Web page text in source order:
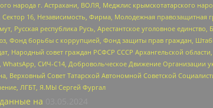
народа г. Астрахани, ВОЛЯ, Меджлис крымскотатарского
16, Независимость, Фирма, Молодежная
Русская республика Русь, Арестантское уголовное
Фонд борьбы с коррупцией, Фонд защиты прав граждан,
Народный совет граждан РСФСР СССР Архангельской
СИЧ-С14, Добровольческое Движение Организации
Совет Татарской Автономной Советской
ЛГБТ, Я.МЫ Сергей Фургал
данные на